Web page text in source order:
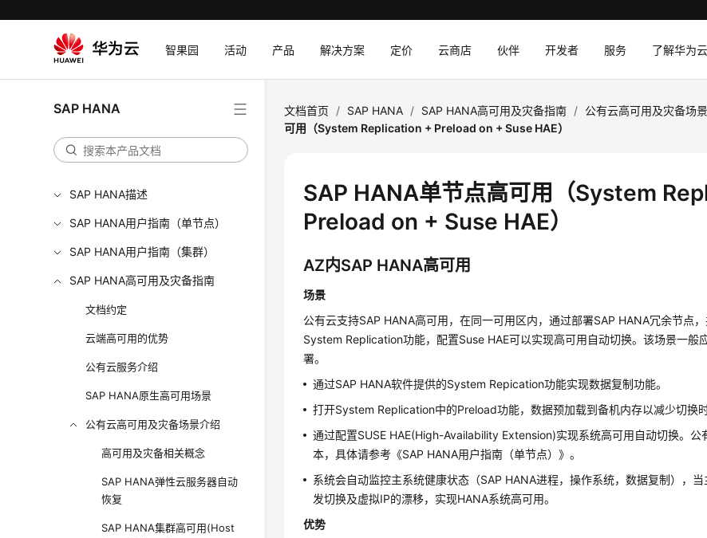
智果园 活动 产品 解决方案 定价 云商店 伙伴 开发者 服务 了解华为云
SAP HANA
SAP HANA描述
SAP HANA用户指南（单节点）
SAP HANA用户指南（集群）
SAP HANA高可用及灾备指南
文档约定
云端高可用的优势
公有云服务介绍
SAP HANA原生高可用场景
公有云高可用及灾备场景介绍
高可用及灾备相关概念
SAP HANA弹性云服务器自动
恢复
SAP HANA集群高可用(Host
文档首页 / SAP HANA / SAP HANA高可用及灾备指南 / 公有云高可用及灾备场
可用（System Replication + Preload on + Suse HAE）
SAP HANA单节点高可用（System
Preload on + Suse HAE）
AZ内SAP HANA高可用
场景
公有云支持SAP HANA高可用，在同一可用区内，通过部署SAP HANA冗余节点
System Replication功能，配置Suse HAE可以实现高可用自动切换。该场景一般
署。
通过SAP HANA软件提供的System Repication功能实现数据复制功能。
打开System Replication中的Preload功能，数据预加载到备机内存以减少切换时
通过配置SUSE HAE(High-Availability Extension)实现系统高可用自动切换。公
本，具体请参考《SAP HANA用户指南（单节点）》。
系统会自动监控主系统健康状态（SAP HANA进程，操作系统，数据复制），
发切换及虚拟IP的漂移，实现HANA系统高可用。
优势